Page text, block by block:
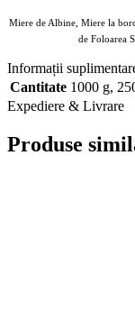
Miere de Albine, Miere la
de Foloarea
Informații
Cantitate 1000 g,
Expediere & Livrare
Produse